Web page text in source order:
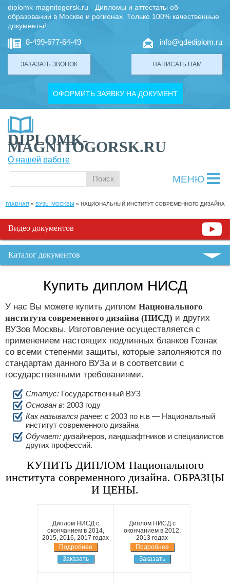
diplomk-magnitogorsk.ru - Дипломы и аттестаты об
образовании в Москве и регионах. Только 100% качественные
документы!
8-499-677-64-49
ЗАКАЗАТЬ ЗВОНОК
info@gdediplom.ru
НАПИСАТЬ НАМ
ОФОРМИТЬ ЗАЯВКУ НА ДОКУМЕНТ
DIPLOMK-
MAGNITOGORSK.RU
О нашей работе
МЕНЮ
ГЛАВНАЯ» ВУЗЫ МОСКВЫ » НАЦИОНАЛЬНЫЙ ИНСТИТУТ СОВРЕМЕННОГО ДИЗАЙНА
Видео документов
Каталог документов
Купить диплом НИСД
У нас Вы можете купить диплом Национального
института современного дизайна (НИСД) и других
ВУЗов Москвы. Изготовление осуществляется с
применением настоящих подлинных бланков Гознак
со всеми степенми защиты, которые заполняются по
стандартам данного ВУЗа и в соответсвии с
государственными требованиями.
Статус: Государственный ВУЗ
Основан в: 2003 году
Как назывался ранее: c 2003 по н.в — Национальный
институт современного дизайна
Обучает: дизайнеров, ландшафтников и специалистов
других профессий.
КУПИТЬ ДИПЛОМ Национального
института современного дизайна. ОБРАЗЦЫ
И ЦЕНЫ.
Диплом НИСД с
окончанием в 2014,
2015, 2016, 2017 годах
Подробнее
Заказать
Диплом НИСД с
окончанием в 2012,
2013 годах
Подробнее
Заказать